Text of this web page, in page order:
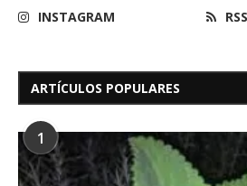
INSTAGRAM
RSS
ARTÍCULOS POPULARES
1